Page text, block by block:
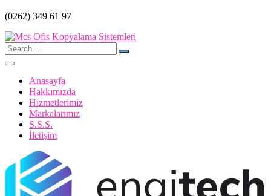
(0262) 349 61 97
Search
for:
Anasayfa
Hakkımızda
Hizmetlerimiz
Markalarımız
S.S.S.
İletişim